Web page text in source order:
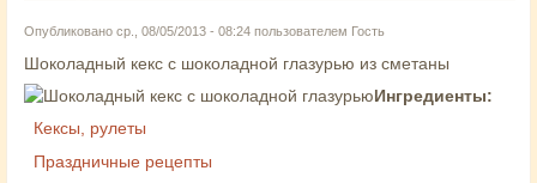
Опубликовано ср., 08/05/2013 - 08:24 пользователем Гость
Шоколадный кекс с шоколадной глазурью из сметаны
Ингредиенты:
Кексы, рулеты
Праздничные рецепты